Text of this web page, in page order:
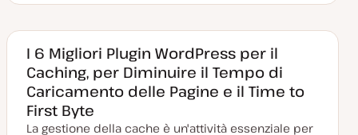
a
a
i
o
r
n
a
r
o
e
n
t
o
I 6 Migliori Plugin WordPress per il
Caching, per Diminuire il Tempo di
Caricamento delle Pagine e il Time to
First Byte
La gestione della cache è un'attività essenziale per